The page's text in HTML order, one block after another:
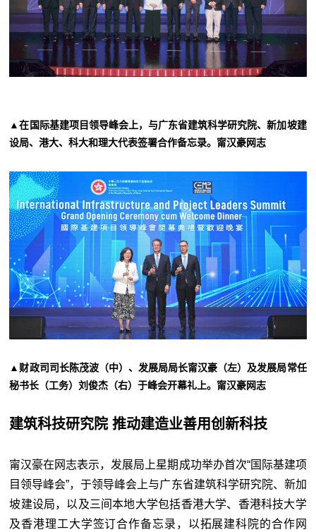
▲在国际基建项目领导峰会上，与广东省建筑科学研究院、新加坡建
设局、港大、科大和理大代表签署合作备忘录。甯汉豪网志
▲财政司司长陈茂波（中）、发展局局长甯汉豪（左）及发展局常任
秘书长（工务）刘俊杰（右）于峰会开幕礼上。甯汉豪网志
建筑科技研究院 推动建造业善用创新科技
甯汉豪在网志表示，发展局上星期成功举办首次“国际基建项
目领导峰会”，于领导峰会上与广东省建筑科学研究院、新加
坡建设局，以及三间本地大学包括香港大学、香港科技大学
及香港理工大学签订合作备忘录，以拓展建科院的合作网